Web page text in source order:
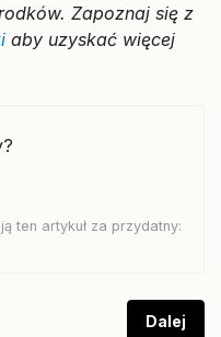
Zapoznaj się z
aby uzyskać więcej
ten artykuł za przydatny:
Dalej